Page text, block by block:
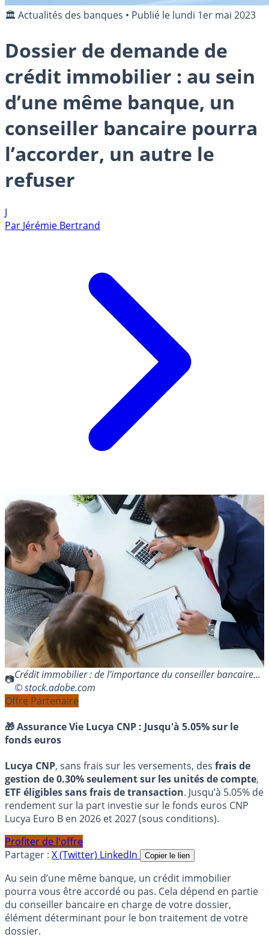
🏛️ Actualités des banques • Publié le lundi 1er mai 2023
Dossier de demande de
crédit immobilier : au sein
d’une même banque, un
conseiller bancaire pourra
l’accorder, un autre le
refuser
J
Par Jérémie Bertrand
Crédit immobilier : de l’importance du conseiller bancaire...
© stock.adobe.com
Offre Partenaire
🎁 Assurance Vie Lucya CNP : Jusqu'à 5.05% sur le
fonds euros
Lucya CNP, sans frais sur les versements, des frais de
gestion de 0.30% seulement sur les unités de compte,
ETF éligibles sans frais de transaction. Jusqu’à 5.05% de
rendement sur la part investie sur le fonds euros CNP
Lucya Euro B en 2026 et 2027 (sous conditions).
Profiter de l'offre
Partager : X (Twitter) LinkedIn Copier le lien
Au sein d’une même banque, un crédit immobilier
pourra vous être accordé ou pas. Cela dépend en partie
du conseiller bancaire en charge de votre dossier,
élément déterminant pour le bon traitement de votre
dossier.